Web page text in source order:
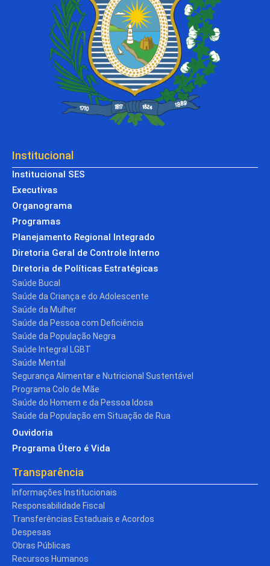
Institucional
Institucional SES
Executivas
Organograma
Programas
Planejamento Regional Integrado
Diretoria Geral de Controle Interno
Diretoria de Políticas Estratégicas
Saúde Bucal
Saúde da Criança e do Adolescente
Saúde da Mulher
Saúde da Pessoa com Deficiência
Saúde da População Negra
Saúde Integral LGBT
Saúde Mental
Segurança Alimentar e Nutricional Sustentável
Programa Colo de Mãe
Saúde do Homem e da Pessoa Idosa
Saúde da População em Situação de Rua
Ouvidoria
Programa Útero é Vida
Transparência
Informações Institucionais
Responsabilidade Fiscal
Transferências Estaduais e Acordos
Despesas
Obras Públicas
Recursos Humanos